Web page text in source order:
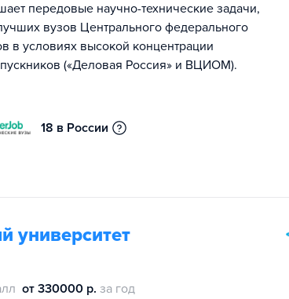
передовые научно-технические задачи,
вузов Центрального федерального
в условиях высокой концентрации
(«Деловая Россия» и ВЦИОМ).
18 в России
университет
от 330000 р. за год